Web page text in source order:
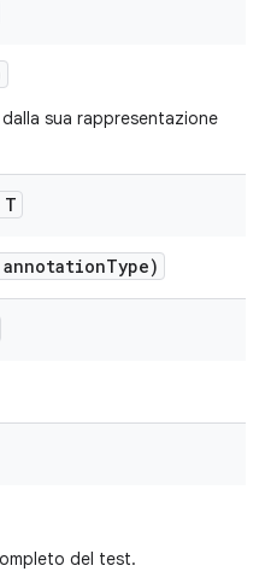
dalla sua rappresentazione
annotationType)
del test.